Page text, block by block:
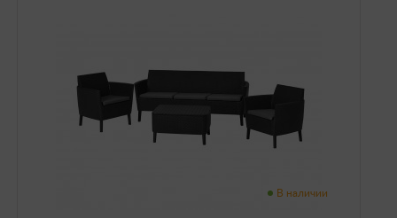
В наличии